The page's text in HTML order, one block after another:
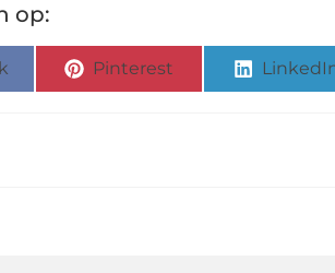
op:
Pinterest